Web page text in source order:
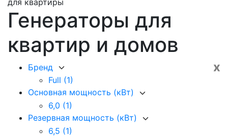
Генераторы для
квартир и домов
x
Бренд
Full (1)
Основная мощность (кВт)
6,0 (1)
Резервная мощность (кВт)
6,5 (1)